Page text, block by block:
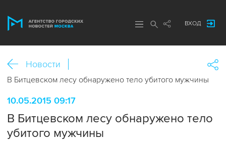
ВХОД
Новости
В Битцевском лесу обнаружено тело убитого мужчины
10.05.2015 09:17
В Битцевском лесу обнаружено тело
убитого мужчины